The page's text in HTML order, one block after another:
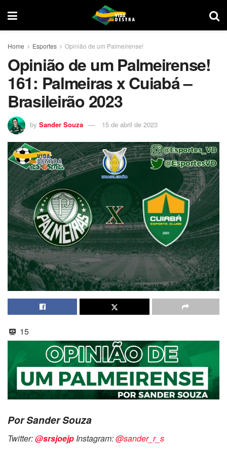
Home Esportes Opinião de um Palmeirense!
Opinião de um Palmeirense!
161: Palmeiras x Cuiabá –
Brasileirão 2023
by Sander Souza 15 de abril de 2023
15
Por Sander Souza
Twitter:@srsjoejp Instagram:@sander_r_s